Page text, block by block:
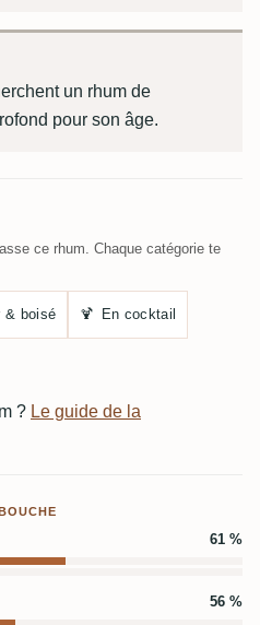
un rhum de
pour son âge.
ce rhum. Chaque catégorie te
& boisé 🍹 En cocktail
? Le guide de la
61 %
56 %